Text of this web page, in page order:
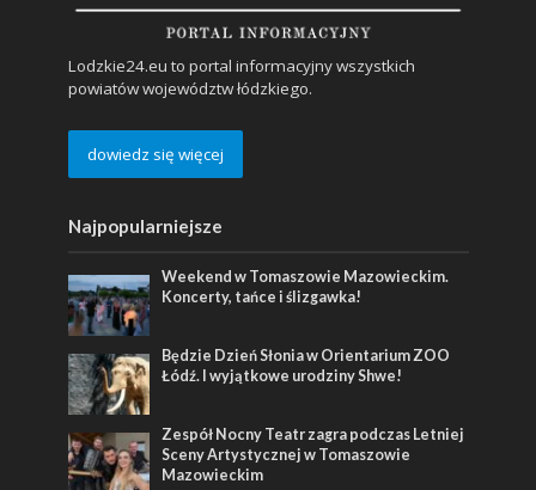
Lodzkie24.eu to portal informacyjny wszystkich
powiatów województw łódzkiego.
dowiedz się więcej
Najpopularniejsze
Weekend w Tomaszowie Mazowieckim.
Koncerty, tańce i ślizgawka!
Będzie Dzień Słonia w Orientarium ZOO
Łódź. I wyjątkowe urodziny Shwe!
Zespół Nocny Teatr zagra podczas Letniej
Sceny Artystycznej w Tomaszowie
Mazowieckim